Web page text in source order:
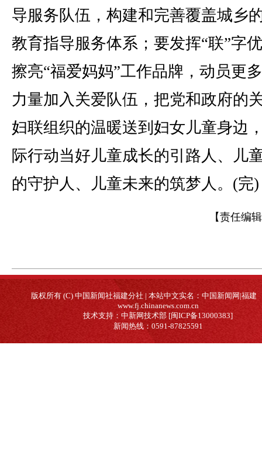
导服务队伍，构建和完善覆盖城乡
教育指导服务体系；要发挥“联”字
擦亮“福爱妈妈”工作品牌，动员更
力量加入关爱队伍，把党和政府的
妇联组织的温暖送到妇女儿童身边
际行动当好儿童成长的引路人、儿
的守护人、儿童未来的筑梦人。(完)
【责任编
版权所有 (C) 中国新闻社福建分社 | 本站中文实名：中国新闻网|福建
www.fj.chinanews.com.cn
技术支持：中新网技术部 [闽ICP备13000383]
新闻热线：0591-87825591